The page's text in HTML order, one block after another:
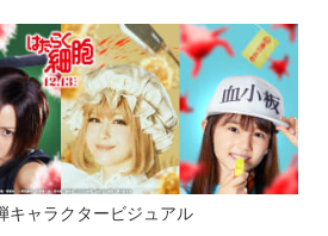
キャラクタービジュアル